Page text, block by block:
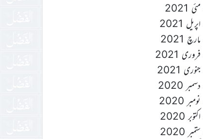
مئی 2021
اپریل 2021
مارچ 2021
فروری 2021
جنوری 2021
دسمبر 2020
نومبر 2020
اکتوبر 2020
ستمبر 2020